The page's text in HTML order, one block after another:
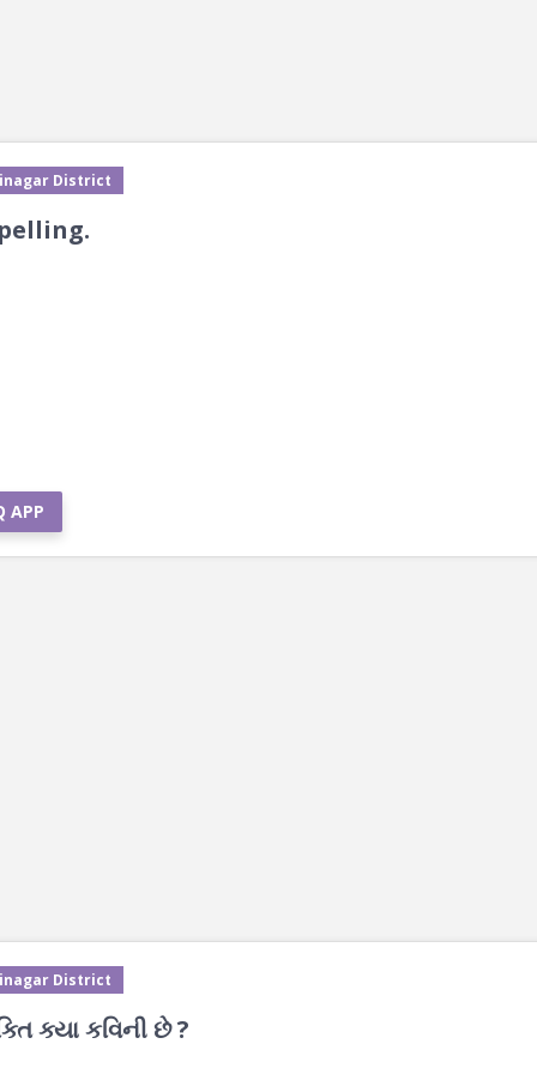
District
APP
District
ક્યા કવિની છે ?